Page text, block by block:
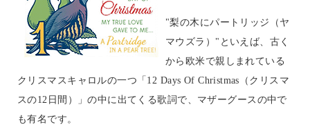
"梨の木にパートリッジ（ヤ
マウズラ）"といえば、古く
から欧米で親しまれている
クリスマスキャロルの一つ「12 Days Of Christmas（クリスマ
スの12日間）」の中に出てくる歌詞で、マザーグースの中で
も有名です。